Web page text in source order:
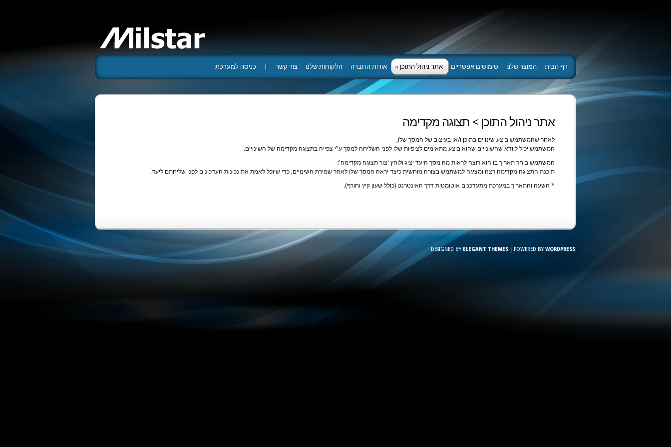
דף הבית המוצר שלנו שימושים אפשריים אתר ניהול התוכן » אודות החברה הלקוחות שלנו צור קשר כניסה למערכת
אתר ניהול התוכן > תצוגה מקדימה
לאחר שהמשתמש ביצע שינויים בתוכן ו/או בעיצוב של המסך שלו,
המשתמש יכול לוודא שהשינויים שהוא ביצע מתאימים לציפיות שלו לפני השליחה למסך ע"י צפייה בתצוגה מקדימה של השינויים.
המשתמש בוחר תאריך בו הוא רוצה לראות מה מסך היעד יציג ולוחץ 'צור תצוגה מקדימה':
תוכנת התצוגה מקדימה רצה ומציגה למשתמש בצורה מוחשית כיצד יראה המסך שלו לאחר שמירת השינויים, כדי שיוכל לאמת את נכונות העדכונים לפני שליחתם ליעד.
* השעה והתאריך במערכת מתעדכנים אוטומטית דרך האינטרנט (כולל שעון קיץ וחורף).
DESIGNED BY ELEGANT THEMES| POWERED BYWORDPRESS